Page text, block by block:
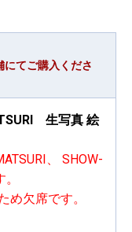
てご購入くださ
生写真 絵
、 SHOW-
め欠席です。